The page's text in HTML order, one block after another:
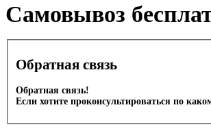
Cамовывоз
Обратная связь
Обратная связь!
Если хотите проконсультироваться по